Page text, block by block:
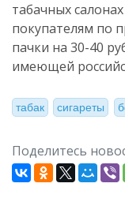
табачных
покупателям по
пачки на 30-40
имеющей
табак сигареты
Поделитесь